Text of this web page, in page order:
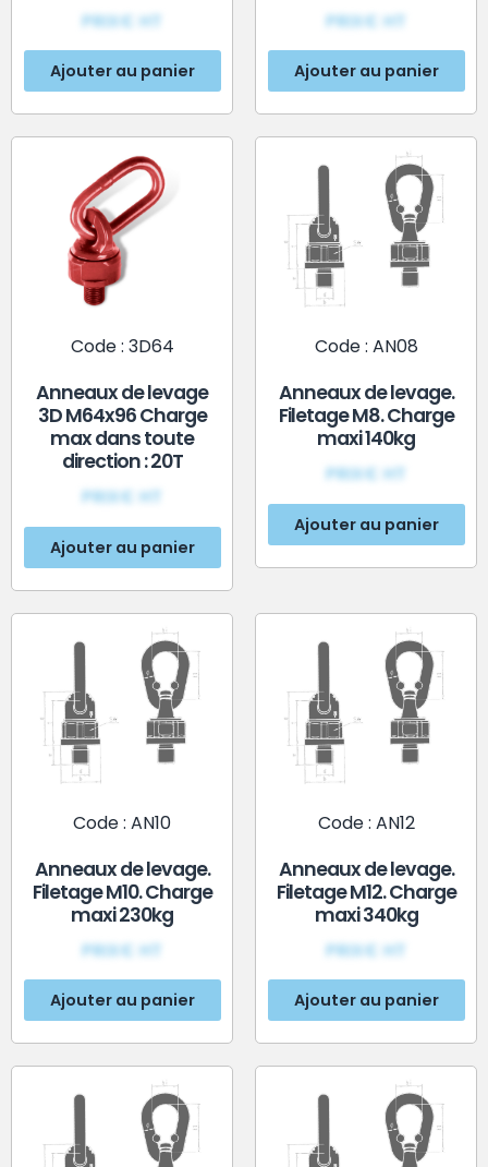
PRIX€ HT
Ajouter au panier
PRIX€ HT
Ajouter au panier
Code : 3D64
Anneaux de levage
3D M64x96 Charge
max dans toute
direction : 20T
PRIX€ HT
Ajouter au panier
Code : AN08
Anneaux de levage.
Filetage M8. Charge
maxi 140kg
PRIX€ HT
Ajouter au panier
Code : AN10
Anneaux de levage.
Filetage M10. Charge
maxi 230kg
PRIX€ HT
Ajouter au panier
Code : AN12
Anneaux de levage.
Filetage M12. Charge
maxi 340kg
PRIX€ HT
Ajouter au panier